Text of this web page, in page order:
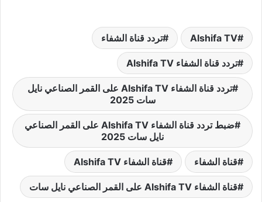
Alshifa TV تردد قناة الشفاء
تردد قناة الشفاء Alshifa TV
تردد قناة الشفاء Alshifa TV على القمر الصناعي نايل
سات 2025
ضبط تردد قناة الشفاء Alshifa TV على القمر الصناعي
نايل سات 2025
قناة الشفاء قناة الشفاء Alshifa TV
قناة الشفاء Alshifa TV على القمر الصناعي نايل سات